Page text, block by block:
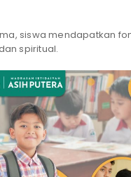
siswa mendapatkan
spiritual.